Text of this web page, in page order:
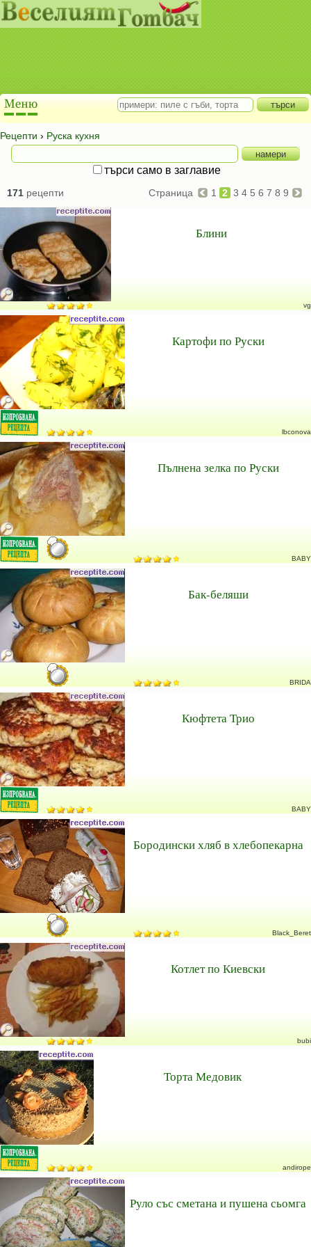
Рецепти › Руска кухня
търси само в заглавие
171 рецепти Страница 1 2 3 4 5 6 7 8 9
Блини
vg
Картофи по Руски
lbconova
Пълнена зелка по Руски
BABY
Бак-беляши
BRIDA
Кюфтета Трио
BABY
Бородински хляб в хлебопекарна
Black_Beret
Котлет по Киевски
bubi
Торта Медовик
andirope
Руло със сметана и пушена сьомга